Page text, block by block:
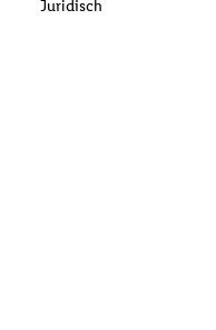
Juridisch